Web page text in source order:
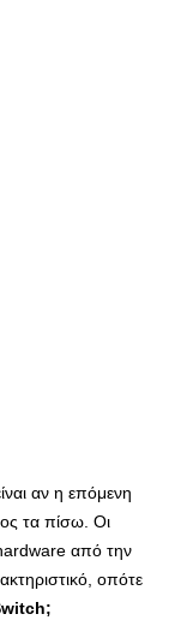
αν η επόμενη
τα πίσω. Οι
από την
οπότε